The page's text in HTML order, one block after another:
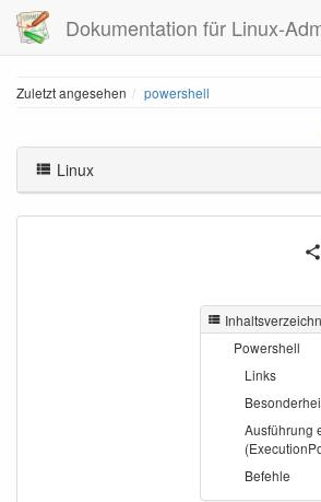
Dokumentation für Linux-
Zuletzt angesehen powershell
Linux
Powershell
Links
Ausführung
Befehle